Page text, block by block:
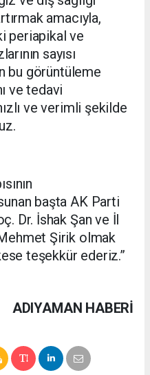
amacıyla,
periapikal ve
sayısı
bu görüntüleme
ve tedavi
ve verimli şekilde
başta AK Parti
Dr. İshak Şan ve İl
Şirik olmak
teşekkür ederiz.”
ADIYAMAN HABERİ